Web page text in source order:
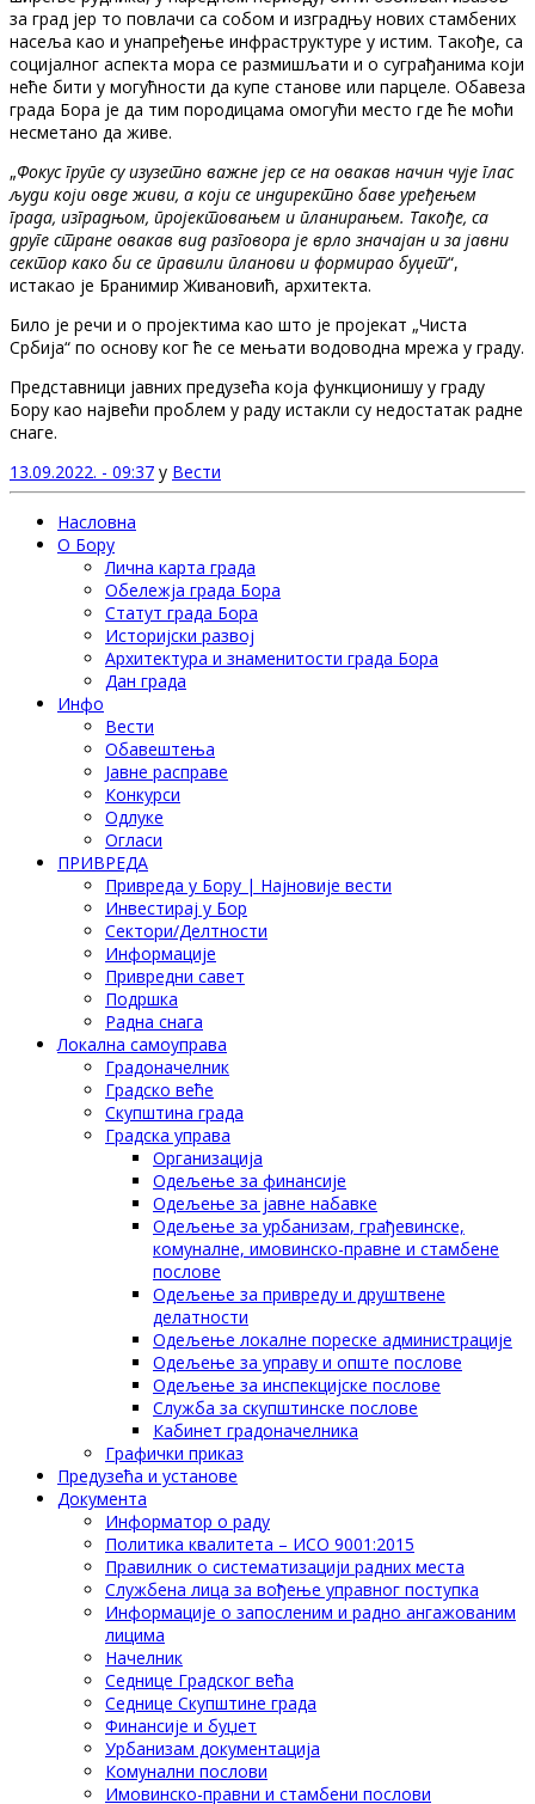
за град јер то повлачи са собом и изградњу нових стамбених
насеља као и унапређење инфраструктуре у истим. Такође, са
социјалног аспекта мора се размишљати и о суграђанима који
неће бити у могућности да купе станове или парцеле. Обавеза
града Бора је да тим породицама омогући место где ће моћи
несметано да живе.
„Фокус групе су изузетно важне јер се на овакав начин чује глас
људи који овде живи, а који се индиректно баве уређењем
града, изградњом, пројектовањем и планирањем. Такође, са
друге стране овакав вид разговора је врло значајан и за јавни
сектор како би се правили планови и формирао буџет“,
истакао је Бранимир Живановић, архитекта.
Било је речи и о пројектима као што је пројекат „Чиста
Србија“ по основу ког ће се мењати водоводна мрежа у граду.
Представници јавних предузећа која функционишу у граду
Бору као највећи проблем у раду истакли су недостатак радне
снаге.
13.09.2022. - 09:37 у Вести
Насловна
О Бору
Лична карта града
Обележја града Бора
Статут града Бора
Историјски развој
Архитектура и знаменитости града Бора
Дан града
Инфо
Вести
Обавештења
Јавне расправе
Конкурси
Одлуке
Огласи
ПРИВРЕДА
Привреда у Бору | Најновије вести
Инвестирај у Бор
Сектори/Делтности
Информације
Привредни савет
Подршка
Радна снага
Локална самоуправа
Градоначелник
Градско веће
Скупштина града
Градска управа
Организација
Одељење за финансије
Одељење за јавне набавке
Одељење за урбанизам, грађевинске,
комуналне, имовинско-правне и стамбене
послове
Одељење за привреду и друштвене
делатности
Одељење локалне пореске администрације
Одељење за управу и опште послове
Одељење за инспекцијске послове
Служба за скупштинске послове
Кабинет градоначелника
Графички приказ
Предузећа и установе
Документа
Информатор о раду
Политика квалитета – ИСО 9001:2015
Правилник о систематизацији радних места
Службена лица за вођење управног поступка
Информације о запосленим и радно ангажованим
лицима
Начелник
Седнице Градског већа
Седнице Скупштине града
Финансије и буџет
Урбанизам документација
Комунални послови
Имовинско-правни и стамбени послови